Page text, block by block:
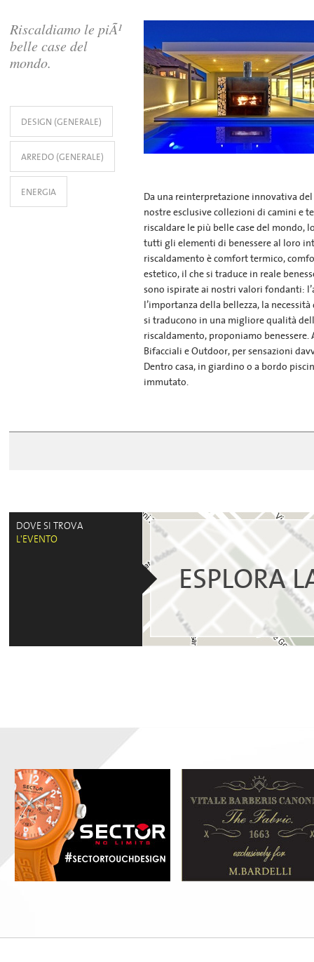
Riscaldiamo le piÃ¹
belle case del
mondo.
DESIGN (GENERALE)
ARREDO (GENERALE)
ENERGIA
Da una reinterpretazione innovativa
nostre esclusive collezioni di camini e
riscaldare le più belle case del mondo,
tutti gli elementi di benessere al loro
riscaldamento è comfort termico,
estetico, il che si traduce in reale
sono ispirate ai nostri valori fondanti:
l’importanza della bellezza, la
si traducono in una migliore qualità
riscaldamento, proponiamo
Bifacciali e Outdoor, per sensazioni
Dentro casa, in giardino o a bordo
immutato.
DOVE SI TROVA
L'EVENTO
ESPLORA